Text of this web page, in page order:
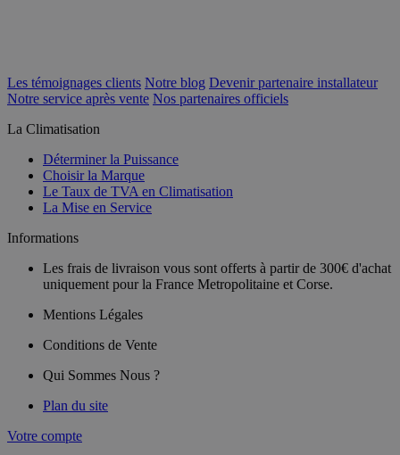
Les témoignages clients Notre blog Devenir partenaire installateur
Notre service après vente Nos partenaires officiels
La Climatisation
Déterminer la Puissance
Choisir la Marque
Le Taux de TVA en Climatisation
La Mise en Service
Informations
Les frais de livraison vous sont offerts à partir de 300€ d'achat
uniquement pour la France Metropolitaine et Corse.
Mentions Légales
Conditions de Vente
Qui Sommes Nous ?
Plan du site
Votre compte